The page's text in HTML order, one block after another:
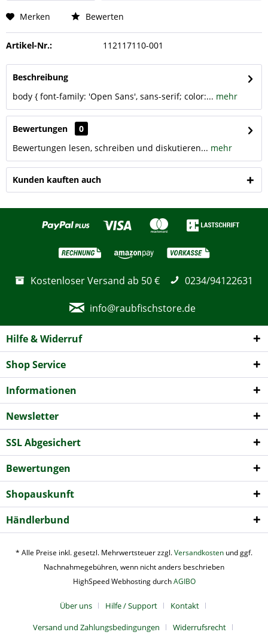
Merken Bewerten
Artikel-Nr.: 112117110-001
Beschreibung
body { font-family: 'Open Sans', sans-serif; color:... mehr
Bewertungen
0
Bewertungen lesen, schreiben und diskutieren... mehr
Kunden kauften auch
Kostenloser Versand ab 50 € 0234/94122631
info@raubfischstore.de
Hilfe & Widerruf
Shop Service
Informationen
Newsletter
SSL Abgesichert
Bewertungen
Shopauskunft
Händlerbund
* Alle Preise inkl. gesetzl. Mehrwertsteuer zzgl.Versandkosten und ggf.
Nachnahmegebühren, wenn nicht anders beschrieben
HighSpeed Webhosting durchAGIBO
Über uns Hilfe / Support
Kontakt
Versand und Zahlungsbedingungen
Widerrufsrecht